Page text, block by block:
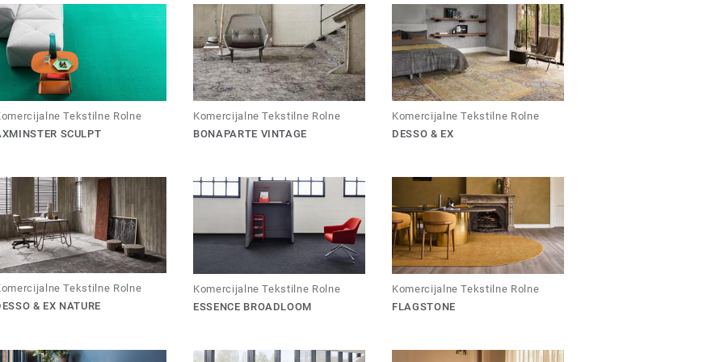
Tekstilne Rolne
SCULPT
Komercijalne Tekstilne Rolne
BONAPARTE VINTAGE
Komercijalne Tekstilne Rolne
DESSO & EX
Tekstilne Rolne
& EX NATURE
Komercijalne Tekstilne Rolne
ESSENCE BROADLOOM
Komercijalne Tekstilne Rolne
FLAGSTONE